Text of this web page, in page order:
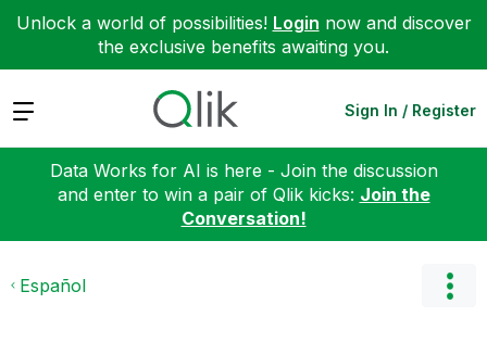
Unlock a world of possibilities! Login now and discover
the exclusive benefits awaiting you.
Expand Sign In / Register
Data Works for AI is here - Join the discussion
and enter to win a pair of Qlik kicks: Join the
Conversation!
Español